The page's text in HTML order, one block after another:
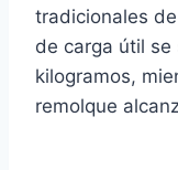
tradicionales
de carga útil
kilogramos,
remolque